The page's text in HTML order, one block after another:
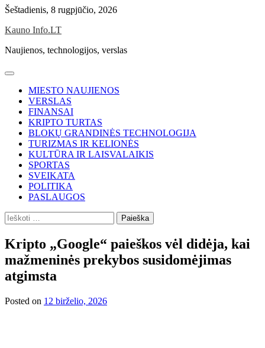
Skip
content
Šeštadienis, 8 rugpjūčio, 2026
Kauno Info.LT
Naujienos, technologijos, verslas
MIESTO NAUJIENOS
VERSLAS
FINANSAI
KRIPTO TURTAS
BLOKŲ GRANDINĖS TECHNOLOGIJA
TURIZMAS IR KELIONĖS
KULTŪRA IR LAISVALAIKIS
SPORTAS
SVEIKATA
POLITIKA
PASLAUGOS
Ieškoti:
Kripto „Google“ paieškos vėl didėja, kai
mažmeninės prekybos susidomėjimas
atgimsta
Posted on 12 birželio, 2026